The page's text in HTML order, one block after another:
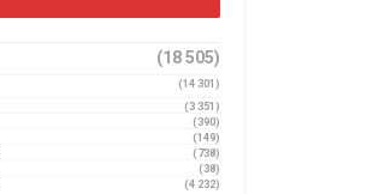
(18 505)
(14 301)
(3 351)
(390)
(149)
(738)
(38)
(4 232)